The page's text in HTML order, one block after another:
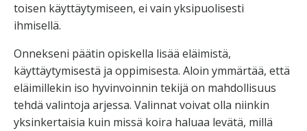
toisen käyttäytymiseen, ei vain yksipuolisesti
ihmisellä.
Onnekseni päätin opiskella lisää eläimistä,
käyttäytymisestä ja oppimisesta. Aloin ymmärtää, että
eläimillekin iso hyvinvoinnin tekijä on mahdollisuus
tehdä valintoja arjessa. Valinnat voivat olla niinkin
yksinkertaisia kuin missä koira haluaa levätä, millä